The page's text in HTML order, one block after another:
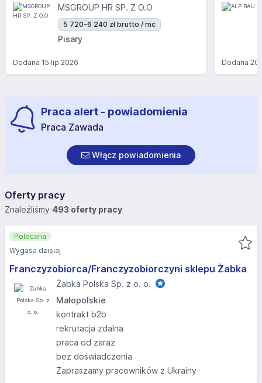
MSGROUP HR SP. Z O.O
5 720-6 240 zł brutto / mc
Pisary
Dodana 15 lip 2026 Dodana20
Praca alert - powiadomienia
Praca Zawada
Włącz powiadomienia
Oferty pracy
Znaleźliśmy 493 oferty pracy
Franczyzobiorca/Franczyzobiorczyni sklepu Żabka
Żabka Polska Sp. z o. o.
Małopolskie
kontrakt b2b
rekrutacja zdalna
praca od zaraz
bez doświadczenia
Zapraszamy pracowników z Ukrainy
Polecana
Wygasa dzisiaj